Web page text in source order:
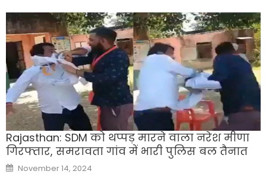
Rajasthan: SDM को थप्पड़ मारने वाला नरेश मीणा
गिरफ्तार, समरावता गांव में भारी पुलिस बल तैनात
Posted
on
November 14, 2024